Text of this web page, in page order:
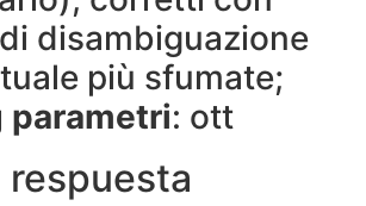
disambiguazione
più sfumate;
parametri: ott
respuesta